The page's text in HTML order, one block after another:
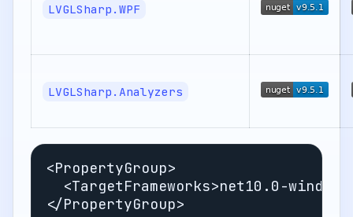
LVGLSharp.WPF
LVGLSharp.Analyzers
<PropertyGroup>
<TargetFrameworks>net10.0-
</PropertyGroup>